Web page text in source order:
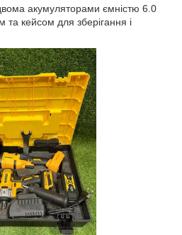
акумуляторами ємністю 6.0
кейсом для зберігання і